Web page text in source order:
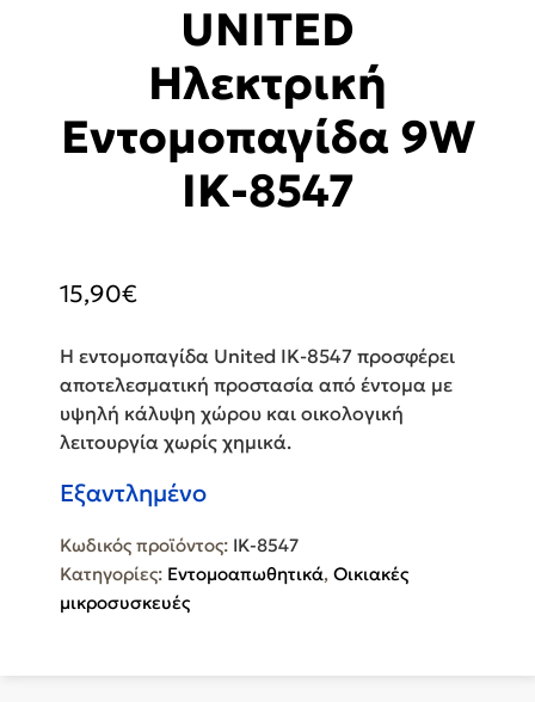
UNITED
Ηλεκτρική
Εντομοπαγίδα 9W
IK-8547
15,90€
Η εντομοπαγίδα United IK-8547 προσφέρει
αποτελεσματική προστασία από έντομα με
υψηλή κάλυψη χώρου και οικολογική
λειτουργία χωρίς χημικά.
Εξαντλημένο
Κωδικός προϊόντος: IK-8547
Κατηγορίες: Εντομοαπωθητικά, Οικιακές
μικροσυσκευές